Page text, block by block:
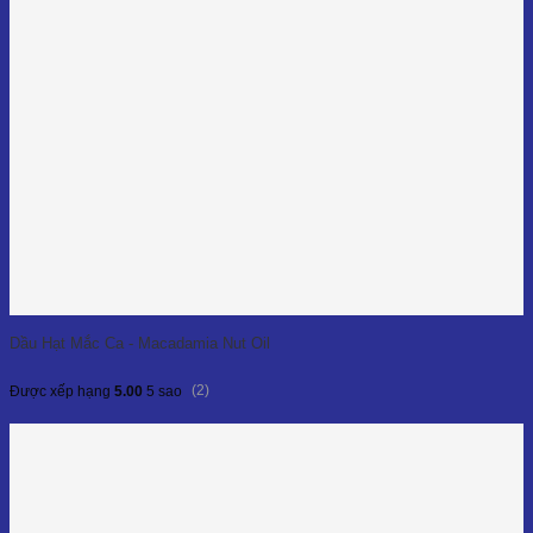
Dầu Hạt Mắc Ca - Macadamia Nut Oil
Được xếp hạng 5.00 5 sao (2)